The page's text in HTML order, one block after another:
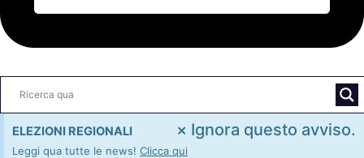
ELEZIONI REGIONALI
Leggi qua tutte le news! Clicca qui
× Ignora questo avviso.